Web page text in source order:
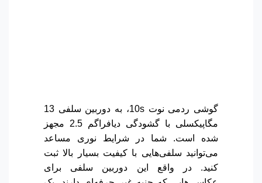
گوشی ردمی نوت 10s، به دوربین سلفی 13
مگاپیکسلی با گشودگی دیافراگم 2.5 مجهز
شده است. شما در شرایط نوری مساعد
می‌توانید سلفی‌هایی با کیفیت بسیار بالا ثبت
کنید. در واقع این دوربین سلفی برای